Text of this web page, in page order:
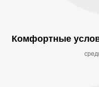
Комфортные